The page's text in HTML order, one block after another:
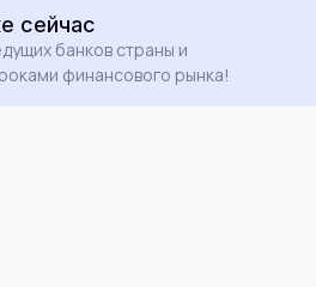
сейчас
банков страны и
финансового рынка!